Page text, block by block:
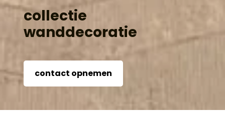
collectie
wand­­decoratie
contact opnemen